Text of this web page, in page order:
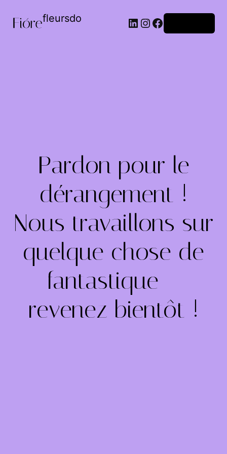
fleursdo
Pardon pour le
dérangement !
Nous travaillons sur
quelque chose de
fantastique –
revenez bientôt !